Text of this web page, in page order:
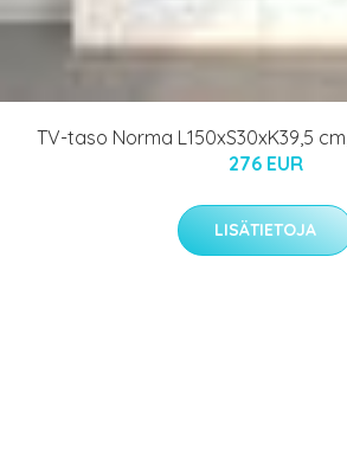
TV-taso Norma L150xS30xK39,5
276 EUR
LISÄTIETOJA